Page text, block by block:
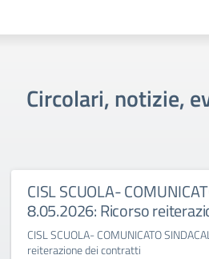
Circolari, notizie,
CISL SCUOLA-
8.05.2026: Ricorso
CISL SCUOLA- COMUNICATO
reiterazione dei contratti